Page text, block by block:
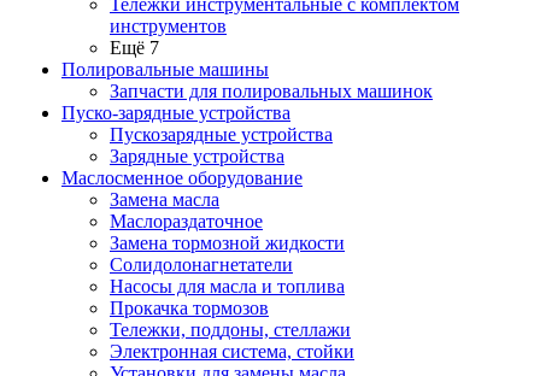
Тележки инструментальные с комплектом
инструментов
Ещё 7
Полировальные машины
Запчасти для полировальных машинок
Пуско-зарядные устройства
Пускозарядные устройства
Зарядные устройства
Маслосменное оборудование
Замена масла
Маслораздаточное
Замена тормозной жидкости
Солидолонагнетатели
Насосы для масла и топлива
Прокачка тормозов
Тележки, поддоны, стеллажи
Электронная система, стойки